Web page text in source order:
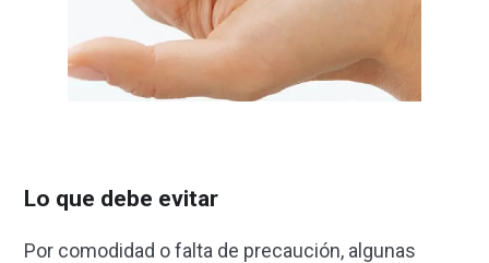
Lo que debe evitar
Por comodidad o falta de precaución, algunas